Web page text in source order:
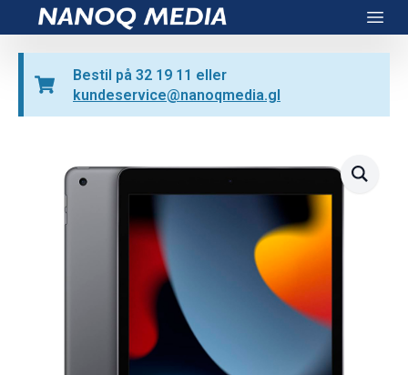
Nanoq Media
Bestil på 32 19 11 eller
kundeservice@nanoqmedia.gl